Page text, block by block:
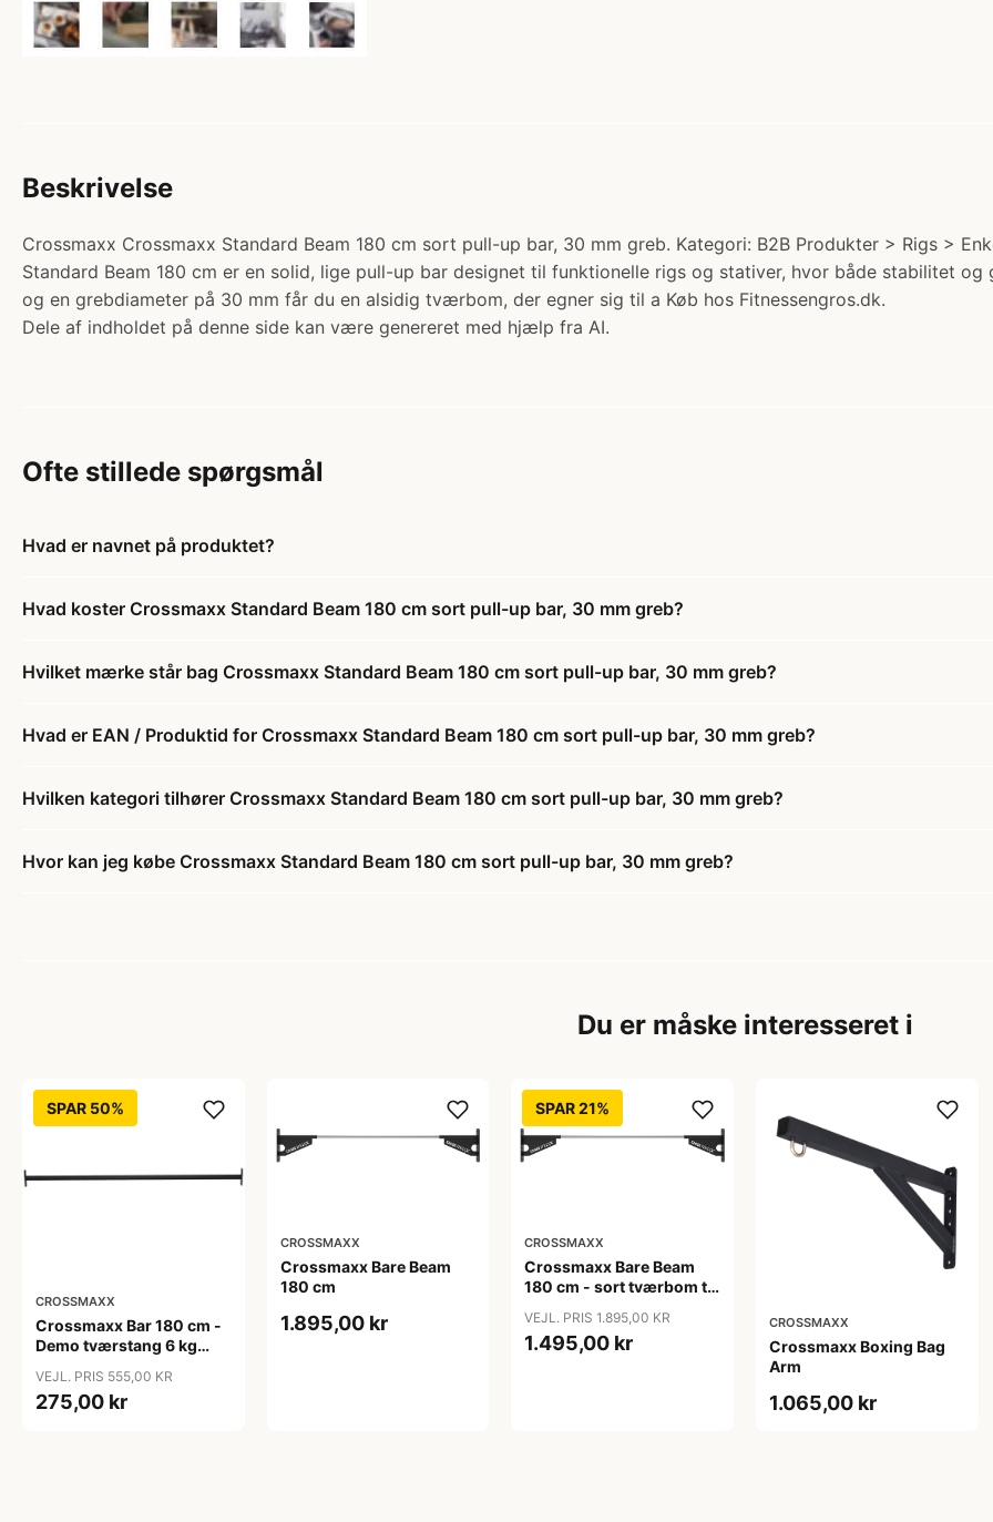
Beskrivelse
Crossmaxx Crossmaxx Standard Beam 180 cm sort pull-up bar, 30 mm greb. Kategori: B2B Produkter > Rigs >
Standard Beam 180 cm er en solid, lige pull-up bar designet til funktionelle rigs og stativer, hvor både stabilitet
og en grebdiameter på 30 mm får du en alsidig tværbom, der egner sig til a Køb hos Fitnessengros.dk.
Dele af indholdet på denne side kan være genereret med hjælp fra AI.
Ofte stillede spørgsmål
Hvad er navnet på produktet?
Hvad koster Crossmaxx Standard Beam 180 cm sort pull-up bar, 30 mm greb?
Hvilket mærke står bag Crossmaxx Standard Beam 180 cm sort pull-up bar, 30 mm greb?
Hvad er EAN / Produktid for Crossmaxx Standard Beam 180 cm sort pull-up bar, 30 mm greb?
Hvilken kategori tilhører Crossmaxx Standard Beam 180 cm sort pull-up bar, 30 mm greb?
Hvor kan jeg købe Crossmaxx Standard Beam 180 cm sort pull-up bar, 30 mm greb?
Du er måske interesseret i
SPAR 50%
CROSSMAXX
Crossmaxx Bar 180 cm -
Demo tværstang 6 kg
VEJL. PRIS 555,00 KR
275,00 kr
CROSSMAXX
Crossmaxx Bare Beam
180 cm
1.895,00 kr
SPAR 21%
CROSSMAXX
Crossmaxx Bare Beam
180 cm - sort tværbom til
VEJL. PRIS 1.895,00 KR
1.495,00 kr
CROSSMAXX
Crossmaxx Boxing Bag
Arm
1.065,00 kr